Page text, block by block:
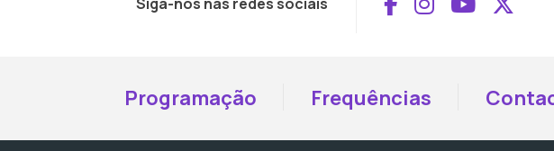
Programação Frequências